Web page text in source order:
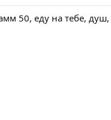
50, еду на тебе,